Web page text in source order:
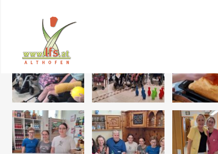
SOZIALPRAKTIKUM 24